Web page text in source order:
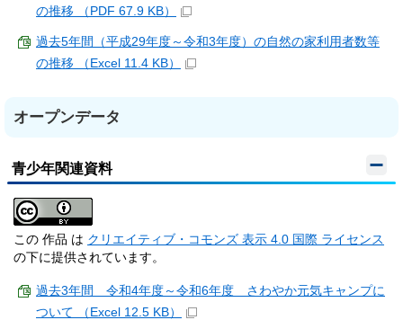
の推移 （PDF 67.9 KB）
過去5年間（平成29年度～令和3年度）の自然の家利用者数等
の推移 （Excel 11.4 KB）
オープンデータ
青少年関連資料
この 作品 は クリエイティブ・コモンズ 表示 4.0 国際 ライセンス
の下に提供されています。
過去3年間 令和4年度～令和6年度 さわやか元気キャンプに
ついて （Excel 12.5 KB）